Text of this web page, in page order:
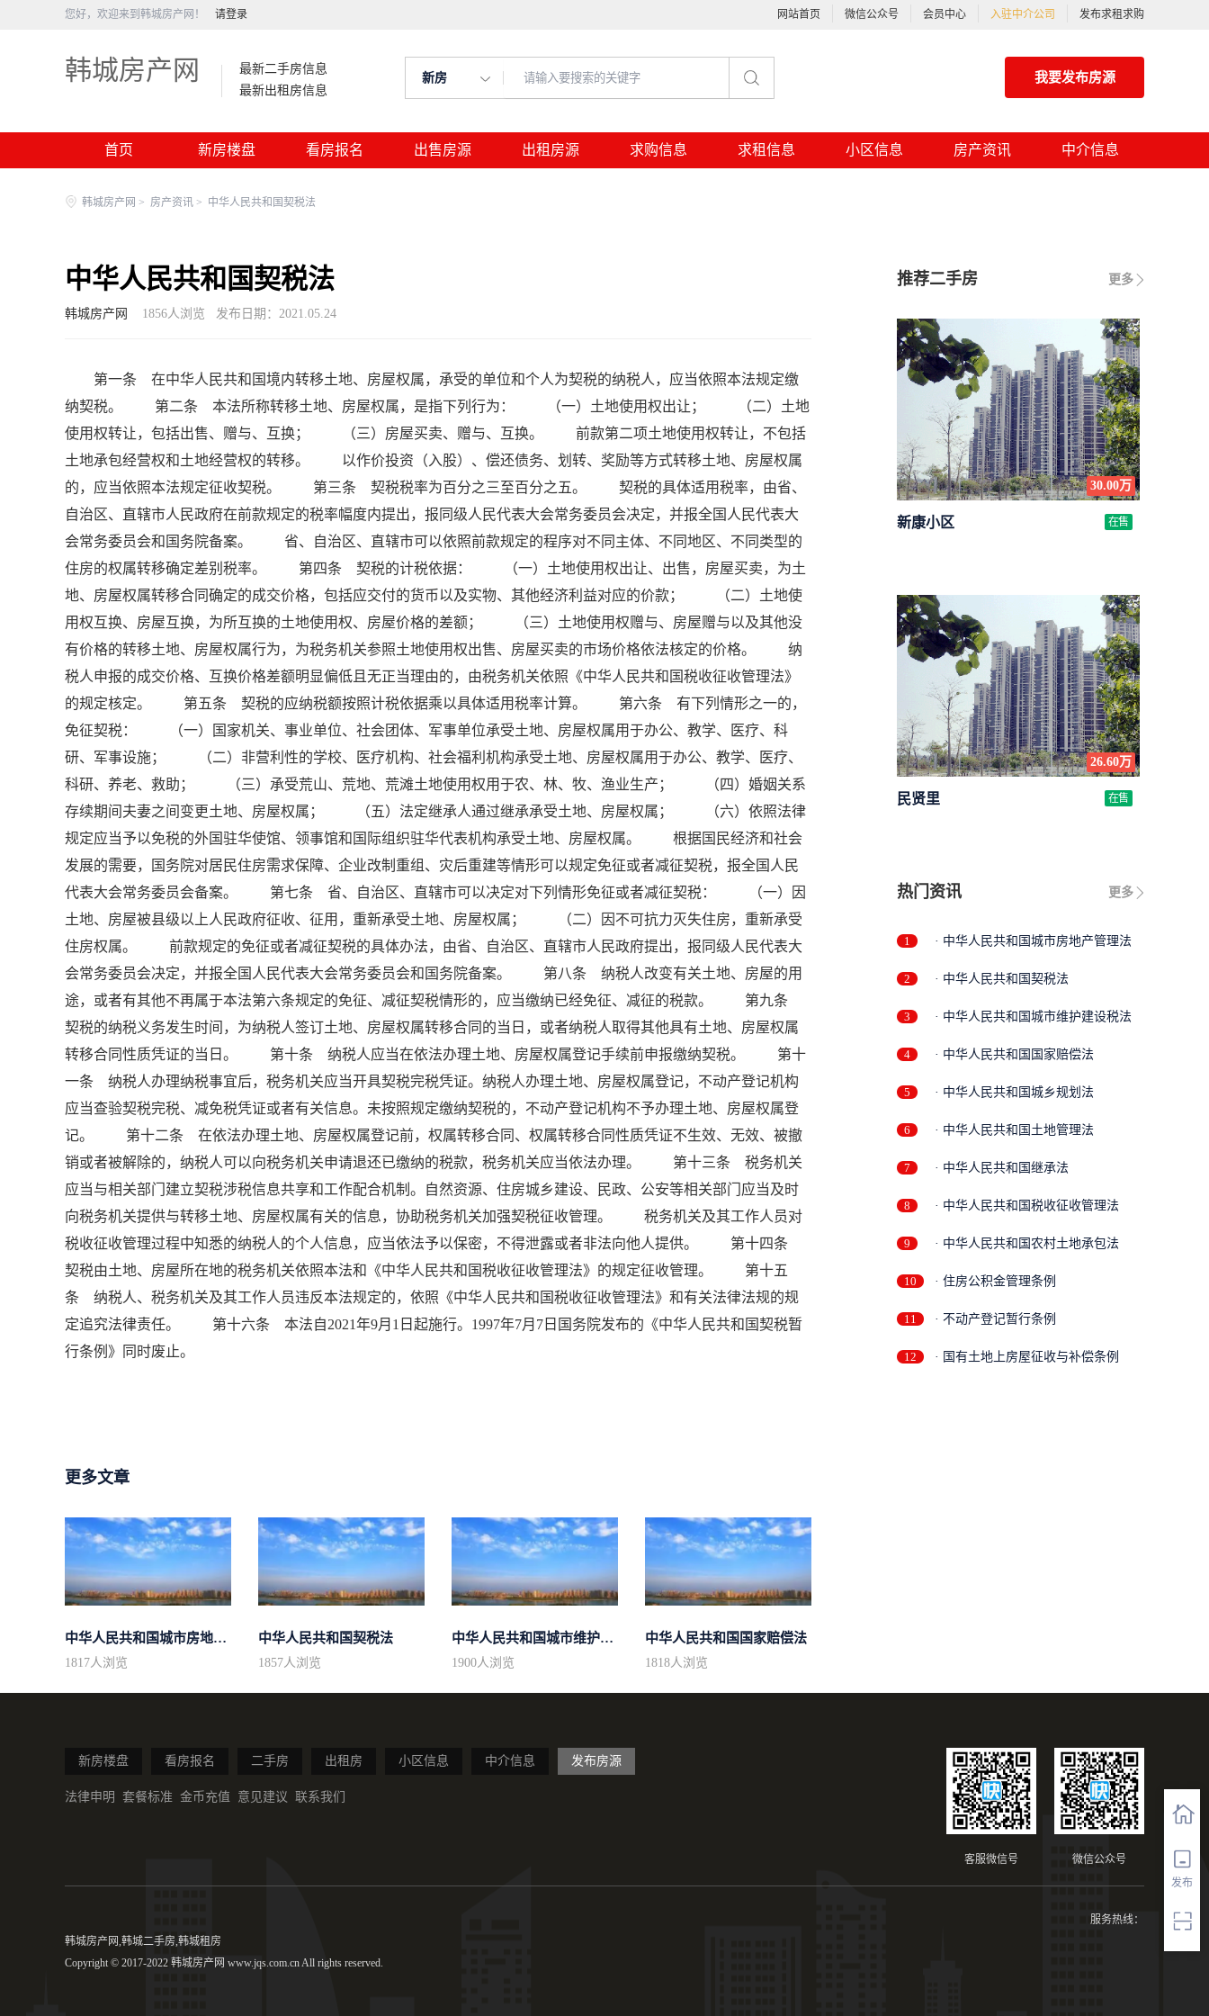
您好，欢迎来到韩城房产网！ 请登录 网站首页 微信公众号 会员中心 入驻中介公司 发布求租求购
韩城房产网
最新二手房信息
最新出租房信息
新房 我要发布房源
首页 新房楼盘 看房报名 出售房源 出租房源 求购信息 求租信息 小区信息 房产资讯 中介信息
发布
韩城房产网 > 房产资讯 > 中华人民共和国契税法
中华人民共和国契税法
韩城房产网 1856人浏览 发布日期：2021.05.24
第一条 在中华人民共和国境内转移土地、房屋权属，承受的单位和个人为契税的纳税人，应当依照本法规定缴
纳契税。 第二条 本法所称转移土地、房屋权属，是指下列行为： （一）土地使用权出让； （二）土地
使用权转让，包括出售、赠与、互换； （三）房屋买卖、赠与、互换。 前款第二项土地使用权转让，不包括
土地承包经营权和土地经营权的转移。 以作价投资（入股）、偿还债务、划转、奖励等方式转移土地、房屋权属
的，应当依照本法规定征收契税。 第三条 契税税率为百分之三至百分之五。 契税的具体适用税率，由省、
自治区、直辖市人民政府在前款规定的税率幅度内提出，报同级人民代表大会常务委员会决定，并报全国人民代表大
会常务委员会和国务院备案。 省、自治区、直辖市可以依照前款规定的程序对不同主体、不同地区、不同类型的
住房的权属转移确定差别税率。 第四条 契税的计税依据： （一）土地使用权出让、出售，房屋买卖，为土
地、房屋权属转移合同确定的成交价格，包括应交付的货币以及实物、其他经济利益对应的价款； （二）土地使
用权互换、房屋互换，为所互换的土地使用权、房屋价格的差额； （三）土地使用权赠与、房屋赠与以及其他没
有价格的转移土地、房屋权属行为，为税务机关参照土地使用权出售、房屋买卖的市场价格依法核定的价格。 纳
税人申报的成交价格、互换价格差额明显偏低且无正当理由的，由税务机关依照《中华人民共和国税收征收管理法》
的规定核定。 第五条 契税的应纳税额按照计税依据乘以具体适用税率计算。 第六条 有下列情形之一的，
免征契税： （一）国家机关、事业单位、社会团体、军事单位承受土地、房屋权属用于办公、教学、医疗、科
研、军事设施； （二）非营利性的学校、医疗机构、社会福利机构承受土地、房屋权属用于办公、教学、医疗、
科研、养老、救助； （三）承受荒山、荒地、荒滩土地使用权用于农、林、牧、渔业生产； （四）婚姻关系
存续期间夫妻之间变更土地、房屋权属； （五）法定继承人通过继承承受土地、房屋权属； （六）依照法律
规定应当予以免税的外国驻华使馆、领事馆和国际组织驻华代表机构承受土地、房屋权属。 根据国民经济和社会
发展的需要，国务院对居民住房需求保障、企业改制重组、灾后重建等情形可以规定免征或者减征契税，报全国人民
代表大会常务委员会备案。 第七条 省、自治区、直辖市可以决定对下列情形免征或者减征契税： （一）因
土地、房屋被县级以上人民政府征收、征用，重新承受土地、房屋权属； （二）因不可抗力灭失住房，重新承受
住房权属。 前款规定的免征或者减征契税的具体办法，由省、自治区、直辖市人民政府提出，报同级人民代表大
会常务委员会决定，并报全国人民代表大会常务委员会和国务院备案。 第八条 纳税人改变有关土地、房屋的用
途，或者有其他不再属于本法第六条规定的免征、减征契税情形的，应当缴纳已经免征、减征的税款。 第九条
契税的纳税义务发生时间，为纳税人签订土地、房屋权属转移合同的当日，或者纳税人取得其他具有土地、房屋权属
转移合同性质凭证的当日。 第十条 纳税人应当在依法办理土地、房屋权属登记手续前申报缴纳契税。 第十
一条 纳税人办理纳税事宜后，税务机关应当开具契税完税凭证。纳税人办理土地、房屋权属登记，不动产登记机构
应当查验契税完税、减免税凭证或者有关信息。未按照规定缴纳契税的，不动产登记机构不予办理土地、房屋权属登
记。 第十二条 在依法办理土地、房屋权属登记前，权属转移合同、权属转移合同性质凭证不生效、无效、被撤
销或者被解除的，纳税人可以向税务机关申请退还已缴纳的税款，税务机关应当依法办理。 第十三条 税务机关
应当与相关部门建立契税涉税信息共享和工作配合机制。自然资源、住房城乡建设、民政、公安等相关部门应当及时
向税务机关提供与转移土地、房屋权属有关的信息，协助税务机关加强契税征收管理。 税务机关及其工作人员对
税收征收管理过程中知悉的纳税人的个人信息，应当依法予以保密，不得泄露或者非法向他人提供。 第十四条
契税由土地、房屋所在地的税务机关依照本法和《中华人民共和国税收征收管理法》的规定征收管理。 第十五
条 纳税人、税务机关及其工作人员违反本法规定的，依照《中华人民共和国税收征收管理法》和有关法律法规的规
定追究法律责任。 第十六条 本法自2021年9月1日起施行。1997年7月7日国务院发布的《中华人民共和国契税暂
行条例》同时废止。
更多文章
中华人民共和国城市房地产管理法
1817人浏览
中华人民共和国契税法
1857人浏览
中华人民共和国城市维护建设税法
1900人浏览
中华人民共和国国家赔偿法
1818人浏览
更多
推荐二手房
30.00万
新康小区 在售
26.60万
民贤里 在售
更多
热门资讯
1 · 中华人民共和国城市房地产管理法
2 · 中华人民共和国契税法
3 · 中华人民共和国城市维护建设税法
4 · 中华人民共和国国家赔偿法
5 · 中华人民共和国城乡规划法
6 · 中华人民共和国土地管理法
7 · 中华人民共和国继承法
8 · 中华人民共和国税收征收管理法
9 · 中华人民共和国农村土地承包法
10 · 住房公积金管理条例
11 · 不动产登记暂行条例
12 · 国有土地上房屋征收与补偿条例
新房楼盘 看房报名 二手房 出租房 小区信息 中介信息 发布房源
法律申明 套餐标准 金币充值 意见建议 联系我们
微信公众号
客服微信号
服务热线：
韩城房产网,韩城二手房,韩城租房
Copyright © 2017-2022 韩城房产网 www.jqs.com.cn All rights reserved.